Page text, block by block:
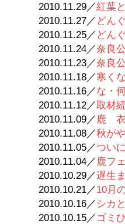
2010.11.29／紅葉
2010.11.27／ どん
2010.11.25／ どん
2010.11.24／奈良
2010.11.23／奈良
2010.11.18／寒く
2010.11.16／な・
2010.11.12／取材
2010.11.09／ 鹿
2010.11.08／秋が
2010.11.05／つい
2010.11.04／ 鹿フ
2010.10.29／遅生
2010.10.21／10月
2010.10.16／ シカ
2010.10.15／ ゴミ